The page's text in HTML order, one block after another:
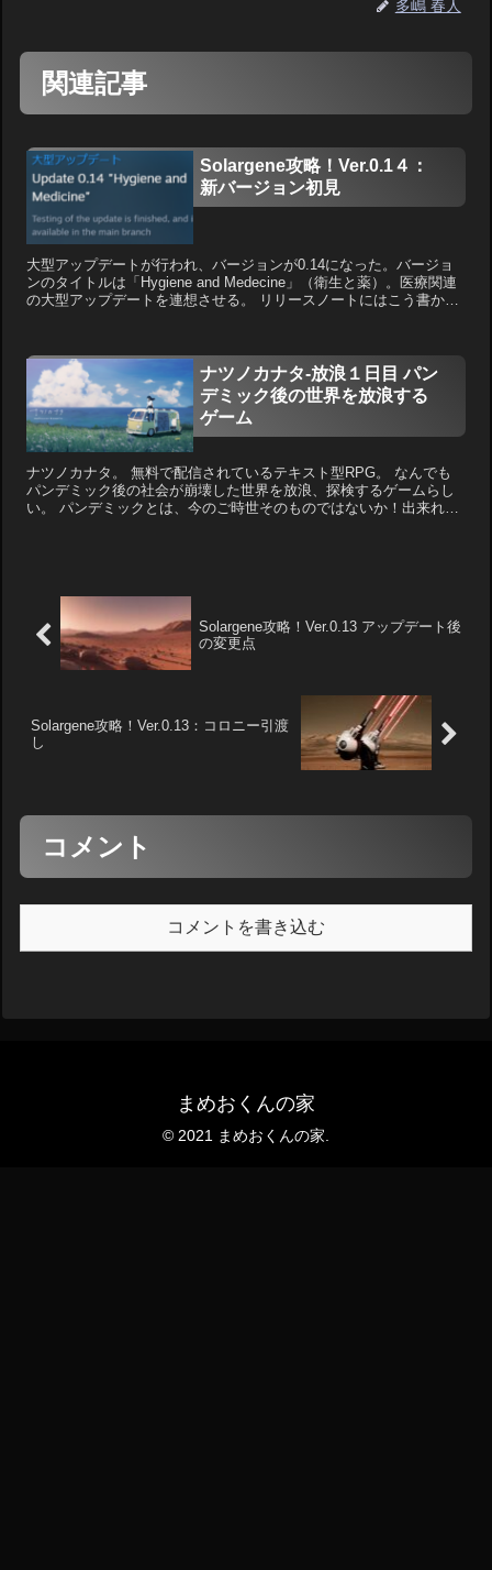
多嶋 春人
関連記事
Solargene攻略！Ver.0.1４：
新バージョン初見
大型アップデートが行われ、バージョンが0.14になった。バージョ
ンのタイトルは「Hygiene and Medecine」（衛生と薬）。医療関連
の大型アップデートを連想させる。 リリースノートにはこう書かれ
ナツノカナタ-放浪１日目 パン
デミック後の世界を放浪する
ゲーム
ナツノカナタ。 無料で配信されているテキスト型RPG。 なんでも
パンデミック後の社会が崩壊した世界を放浪、探検するゲームらし
い。 パンデミックとは、今のご時世そのものではないか！出来れば
Solargene攻略！Ver.0.13 アップデート後
の変更点
Solargene攻略！Ver.0.13：コロニー引渡
し
コメント
コメントを書き込む
まめおくんの家
© 2021 まめおくんの家.